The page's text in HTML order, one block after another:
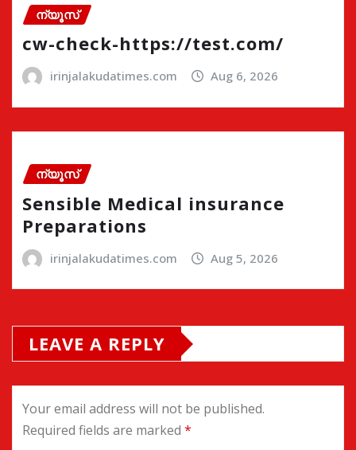
ന്യൂസ്
cw-check-https://test.com/
irinjalakudatimes.com Aug 6, 2026
ന്യൂസ്
Sensible Medical insurance
Preparations
irinjalakudatimes.com Aug 5, 2026
LEAVE A REPLY
Your email address will not be published.
Required fields are marked *